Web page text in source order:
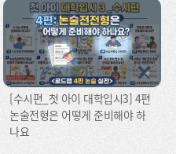
[수시편_첫 아이 대학입시3] 4편
논술전형은 어떻게 준비해야 하
나요